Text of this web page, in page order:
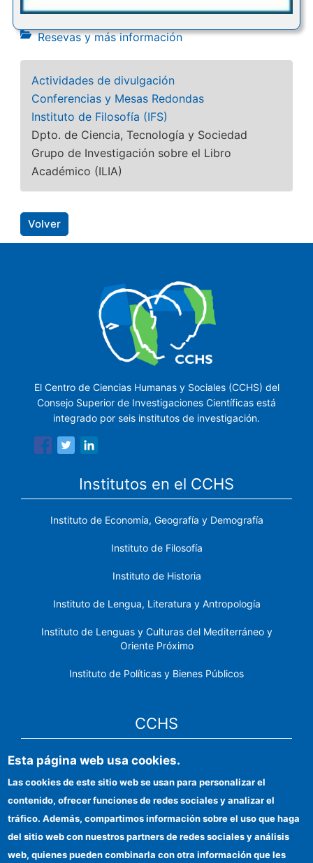
Resevas y más información
Actividades de divulgación
Conferencias y Mesas Redondas
Instituto de Filosofía (IFS)
Dpto. de Ciencia, Tecnología y Sociedad
Grupo de Investigación sobre el Libro
Académico (ILIA)
Volver
El Centro de Ciencias Humanas y Sociales (CCHS) del
Consejo Superior de Investigaciones Científicas está
integrado por seis institutos de investigación.
Institutos en el CCHS
Instituto de Economía, Geografía y Demografía
Instituto de Filosofía
Instituto de Historia
Instituto de Lengua, Literatura y Antropología
Instituto de Lenguas y Culturas del Mediterráneo y
Oriente Próximo
Instituto de Políticas y Bienes Públicos
CCHS
Sede electrónica CSIC
Identidad institucional
Información para proveedores
Ayudas FEDER
Esta página web usa cookies.
Las cookies de este sitio web se usan para personalizar el
contenido, ofrecer funciones de redes sociales y analizar el
tráfico. Además, compartimos información sobre el uso que haga
del sitio web con nuestros partners de redes sociales y análisis
web, quienes pueden combinarla con otra información que les